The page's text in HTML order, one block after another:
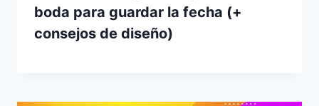
boda para guardar la fecha (+
consejos de diseño)